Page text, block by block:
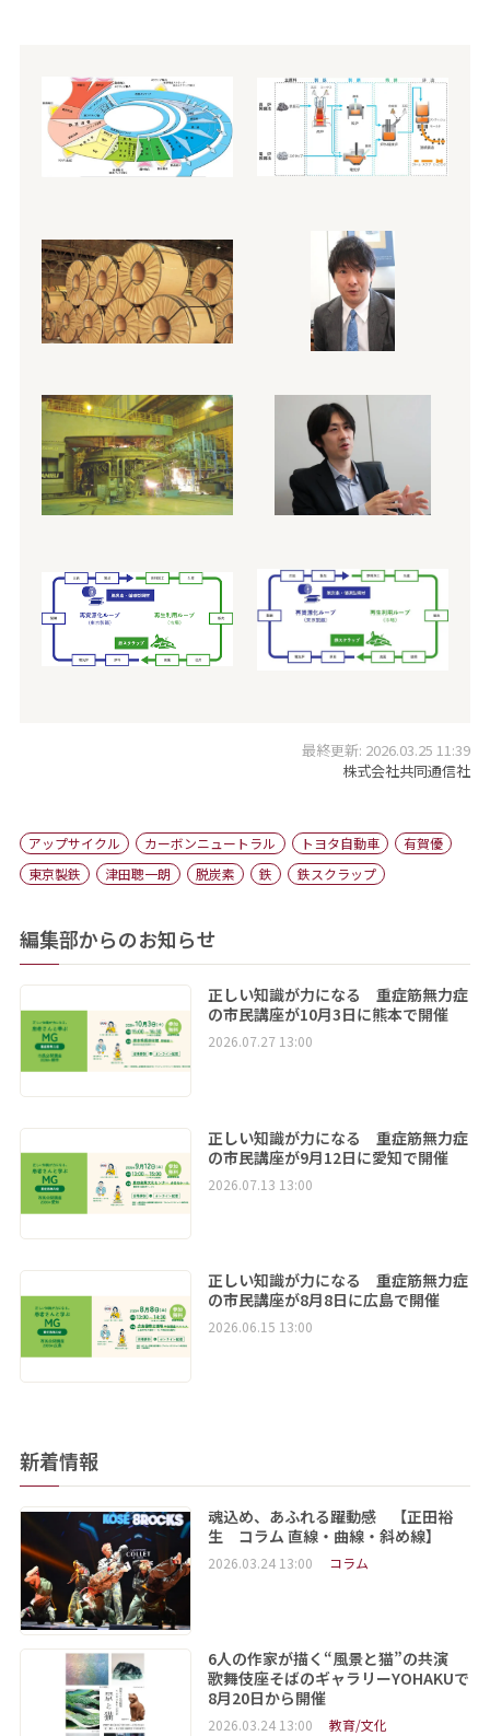
最終更新: 2026.03.25 11:39
株式会社共同通信社
アップサイクル カーボンニュートラル トヨタ自動車
有賀優
東京製鉄
津田聰一朗 脱炭素 鉄 鉄スクラップ
編集部からのお知らせ
正しい知識が力になる 重症筋無力症
の市民講座が10月3日に熊本で開催
2026.07.27 13:00
正しい知識が力になる 重症筋無力症
の市民講座が9月12日に愛知で開催
2026.07.13 13:00
正しい知識が力になる 重症筋無力症
の市民講座が8月8日に広島で開催
2026.06.15 13:00
新着情報
魂込め、あふれる躍動感 【正田裕
生 コラム 直線・曲線・斜め線】
2026.03.24 13:00 コラム
6人の作家が描く“風景と猫”の共演
歌舞伎座そばのギャラリーYOHAKUで
8月20日から開催
2026.03.24 13:00 教育/文化